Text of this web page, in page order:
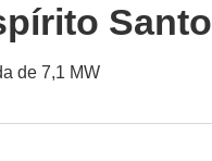
Santo
de 7,1 MW